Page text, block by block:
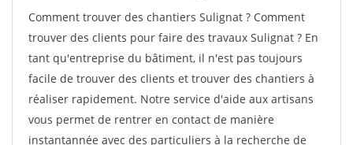
Comment trouver des chantiers Sulignat ? Comment
trouver des clients pour faire des travaux Sulignat ? En
tant qu'entreprise du bâtiment, il n'est pas toujours
facile de trouver des clients et trouver des chantiers à
réaliser rapidement. Notre service d'aide aux artisans
vous permet de rentrer en contact de manière
instantannée avec des particuliers à la recherche de